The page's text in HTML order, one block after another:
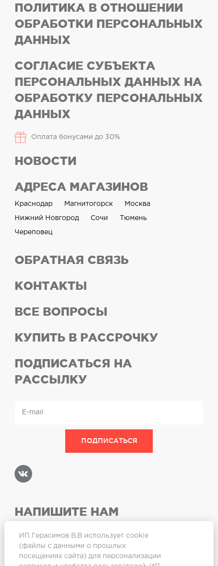
ПОЛИТИКА В ОТНОШЕНИИ
ОБРАБОТКИ ПЕРСОНАЛЬНЫХ
ДАННЫХ
СОГЛАСИЕ СУБЪЕКТА
ПЕРСОНАЛЬНЫХ ДАННЫХ НА
ОБРАБОТКУ ПЕРСОНАЛЬНЫХ
ДАННЫХ
Оплата бонусами до 30%
НОВОСТИ
АДРЕСА МАГАЗИНОВ
Краснодар Магнитогорск Москва
Нижний Новгород Сочи Тюмень
Череповец
ОБРАТНАЯ СВЯЗЬ
КОНТАКТЫ
ВСЕ ВОПРОСЫ
КУПИТЬ В РАССРОЧКУ
ПОДПИСАТЬСЯ НА
РАССЫЛКУ
НАПИШИТЕ НАМ
ИП Герасимов В.В использует cookie
(файлы с данными о прошлых
посещениях сайта) для персонализации